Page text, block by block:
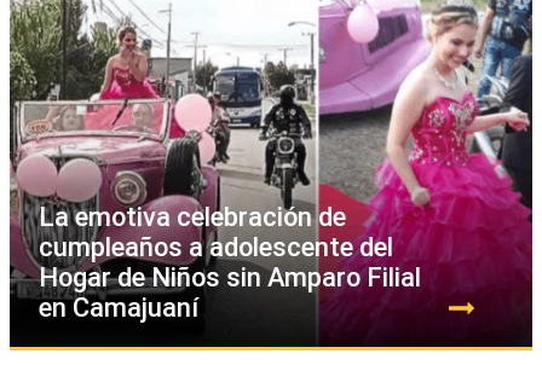
La emotiva celebración de
cumpleaños a adolescente del
Hogar de Niños sin Amparo Filial
en Camajuaní